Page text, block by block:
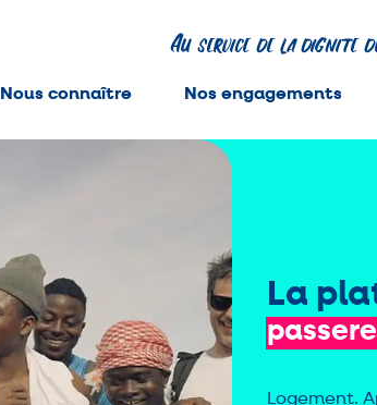
Au service de la dignité
Nous connaître Nos engagements
La
Logement.